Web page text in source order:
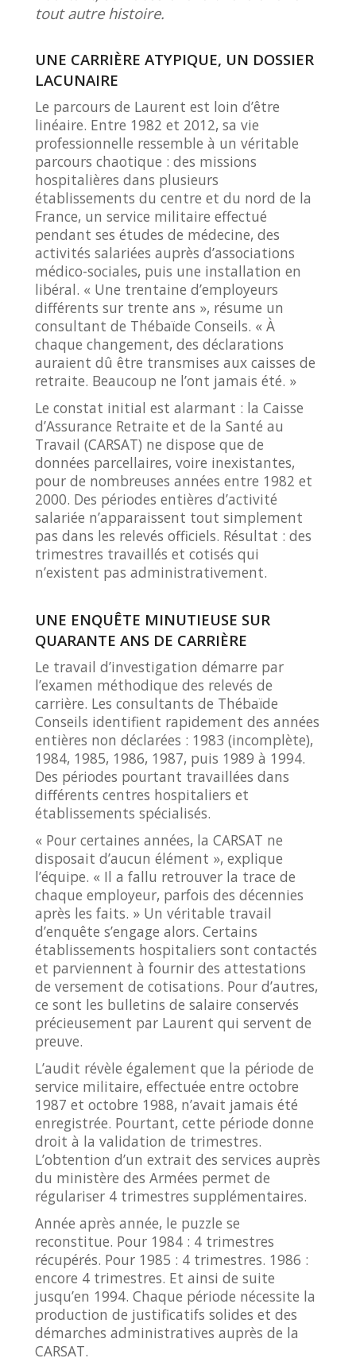
tout autre histoire.
UNE CARRIÈRE ATYPIQUE, UN DOSSIER
LACUNAIRE
Le parcours de Laurent est loin d’être
linéaire. Entre 1982 et 2012, sa vie
professionnelle ressemble à un véritable
parcours chaotique : des missions
hospitalières dans plusieurs
établissements du centre et du nord de la
France, un service militaire effectué
pendant ses études de médecine, des
activités salariées auprès d’associations
médico-sociales, puis une installation en
libéral. « Une trentaine d’employeurs
différents sur trente ans », résume un
consultant de Thébaïde Conseils. « À
chaque changement, des déclarations
auraient dû être transmises aux caisses de
retraite. Beaucoup ne l’ont jamais été. »
Le constat initial est alarmant : la Caisse
d’Assurance Retraite et de la Santé au
Travail (CARSAT) ne dispose que de
données parcellaires, voire inexistantes,
pour de nombreuses années entre 1982 et
2000. Des périodes entières d’activité
salariée n’apparaissent tout simplement
pas dans les relevés officiels. Résultat : des
trimestres travaillés et cotisés qui
n’existent pas administrativement.
UNE ENQUÊTE MINUTIEUSE SUR
QUARANTE ANS DE CARRIÈRE
Le travail d’investigation démarre par
l’examen méthodique des relevés de
carrière. Les consultants de Thébaïde
Conseils identifient rapidement des années
entières non déclarées : 1983 (incomplète),
1984, 1985, 1986, 1987, puis 1989 à 1994.
Des périodes pourtant travaillées dans
différents centres hospitaliers et
établissements spécialisés.
« Pour certaines années, la CARSAT ne
disposait d’aucun élément », explique
l’équipe. « Il a fallu retrouver la trace de
chaque employeur, parfois des décennies
après les faits. » Un véritable travail
d’enquête s’engage alors. Certains
établissements hospitaliers sont contactés
et parviennent à fournir des attestations
de versement de cotisations. Pour d’autres,
ce sont les bulletins de salaire conservés
précieusement par Laurent qui servent de
preuve.
L’audit révèle également que la période de
service militaire, effectuée entre octobre
1987 et octobre 1988, n’avait jamais été
enregistrée. Pourtant, cette période donne
droit à la validation de trimestres.
L’obtention d’un extrait des services auprès
du ministère des Armées permet de
régulariser 4 trimestres supplémentaires.
Année après année, le puzzle se
reconstitue. Pour 1984 : 4 trimestres
récupérés. Pour 1985 : 4 trimestres. 1986 :
encore 4 trimestres. Et ainsi de suite
jusqu’en 1994. Chaque période nécessite la
production de justificatifs solides et des
démarches administratives auprès de la
CARSAT.